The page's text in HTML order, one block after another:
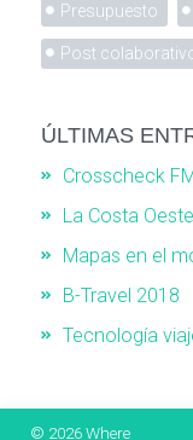
Presupuesto
Post
ÚLTIMAS
Crosscheck
La Costa
Mapas en el
B-Travel 2018
Tecnología
© 2026Where